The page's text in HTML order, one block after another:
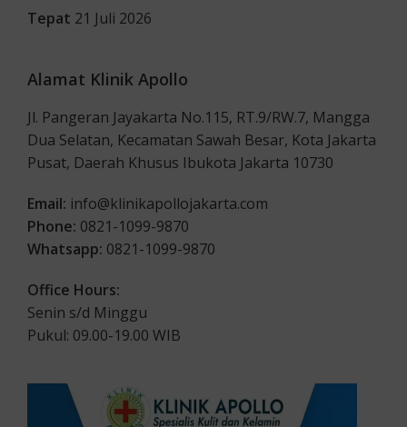
Tepat 21 Juli 2026
Alamat Klinik Apollo
Jl. Pangeran Jayakarta No.115, RT.9/RW.7, Mangga
Dua Selatan, Kecamatan Sawah Besar, Kota Jakarta
Pusat, Daerah Khusus Ibukota Jakarta 10730
Email: info@klinikapollojakarta.com
Phone: 0821-1099-9870
Whatsapp: 0821-1099-9870
Office Hours:
Senin s/d Minggu
Pukul: 09.00-19.00 WIB